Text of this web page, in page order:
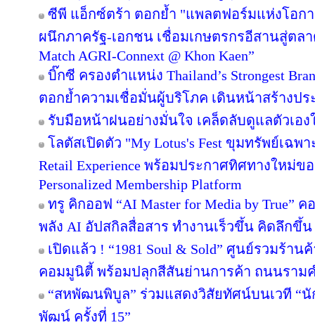
ซีพี แอ็กซ์ตร้า ตอกย้ำ "แพลตฟอร์มแห่งโอก
ผนึกภาครัฐ-เอกชน เชื่อมเกษตรกรอีสานสู่ตล
Match AGRI-Connext @ Khon Kaen”
บิ๊กซี ครองตำแหน่ง Thailand’s Strongest
ตอกย้ำความเชื่อมั่นผู้บริโภค เดินหน้าสร้างป
รับมือหน้าฝนอย่างมั่นใจ เคล็ดลับดูแลตัวเอง
โลตัสเปิดตัว "My Lotus's Fest ขุมทรัพย์เฉ
Retail Experience พร้อมประกาศทิศทางใหม่ขอ
Personalized Membership Platform
ทรู คิกออฟ “AI Master for Media by True”
พลัง AI อัปสกิลสื่อสาร ทำงานเร็วขึ้น คิดลึกขึ้
เปิดแล้ว ! “1981 Soul & Sold” ศูนย์รวมร้
คอมมูนิตี้ พร้อมปลุกสีสันย่านการค้า ถนนราม
“สหพัฒนพิบูล” ร่วมแสดงวิสัยทัศน์บนเวที “
พัฒน์ ครั้งที่ 15”